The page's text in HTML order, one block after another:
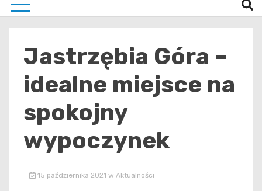
Jastrzębia Góra –
idealne miejsce na
spokojny
wypoczynek
15 października 2021 w Aktualności